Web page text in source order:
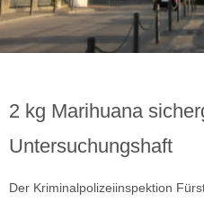
2 kg Marihuana
Untersuchungshaft
Der Kriminalpolizeiinspektion